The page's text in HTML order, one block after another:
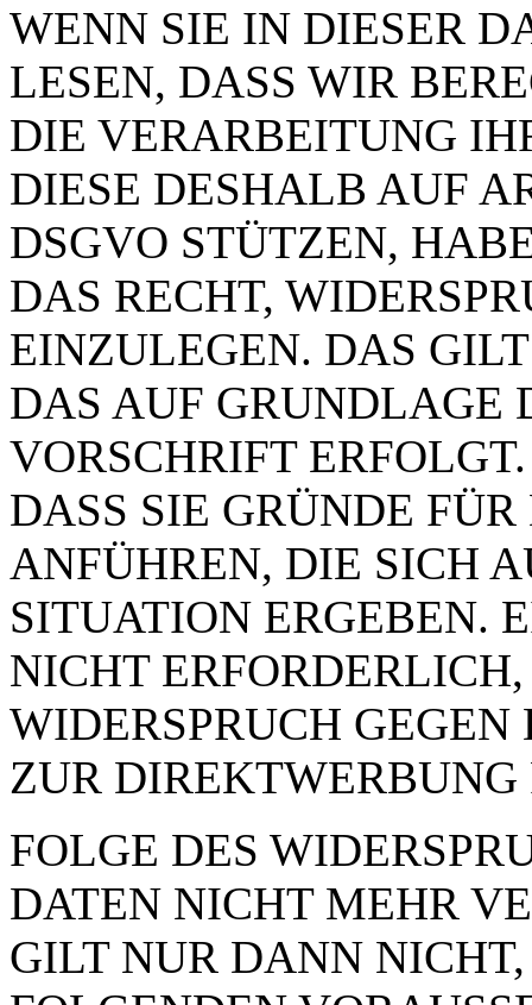
WENN SIE IN DIESER
LESEN, DASS WIR
DIE VERARBEITUNG
DIESE DESHALB AUF
DSGVO STÜTZEN,
DAS RECHT,
EINZULEGEN. DAS
DAS AUF GRUNDLAGE
VORSCHRIFT
DASS SIE GRÜNDE
ANFÜHREN, DIE SICH
SITUATION ERGEBEN.
NICHT
WIDERSPRUCH
ZUR DIREKTWERBUNG
FOLGE DES
DATEN NICHT MEHR
GILT NUR DANN